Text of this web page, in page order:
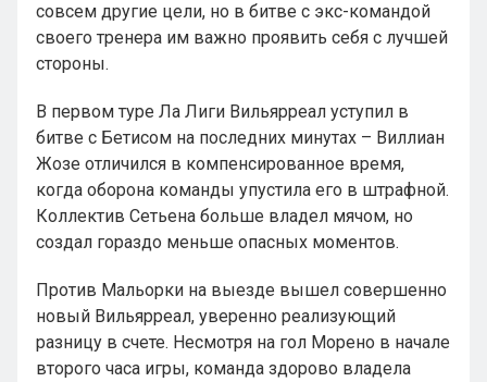
совсем другие цели, но в битве с экс-командой
своего тренера им важно проявить себя с лучшей
стороны.
В первом туре Ла Лиги Вильярреал уступил в
битве с Бетисом на последних минутах – Виллиан
Жозе отличился в компенсированное время,
когда оборона команды упустила его в штрафной.
Коллектив Сетьена больше владел мячом, но
создал гораздо меньше опасных моментов.
Против Мальорки на выезде вышел совершенно
новый Вильярреал, уверенно реализующий
разницу в счете. Несмотря на гол Морено в начале
второго часа игры, команда здорово владела